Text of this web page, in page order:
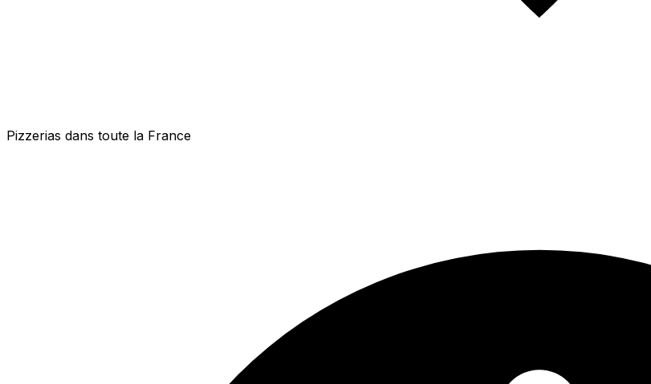
Pizzerias dans toute la France